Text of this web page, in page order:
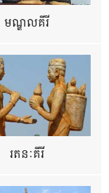
មណ្ឌលគីរី
រតនៈគីរី